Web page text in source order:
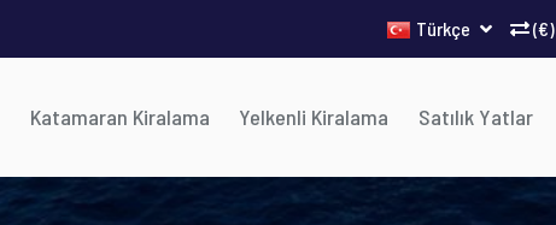
(€)
Türkçe
Katamaran Kiralama Yelkenli Kiralama Satılık Yatlar